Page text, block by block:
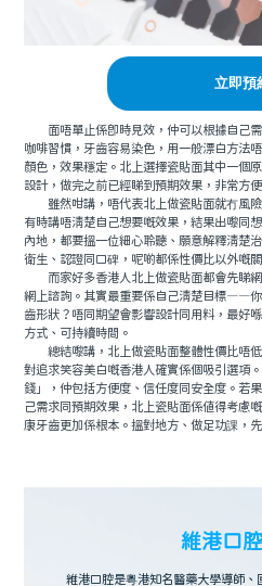
立即預
面唔單止係即時見效，仲可以根據自己需
咖啡習慣，牙齒容易染色，用一般漂白方法
顏色，效果穩定。北上選擇瓷貼面其中一個
設計，做完之前已經睇到預期效果，非常方便
雖然咁講，唔代表北上做瓷貼面就冇風險
有時講唔清楚自己想要嘅效果，結果出嚟同
內地，都要搵一位細心聆聽、願意解釋清楚
衛生、認證同口碑，呢啲都係性價比以外嘅
而家好多香港人北上做瓷貼面都會先睇網
網上諮詢。其實最重要係自己清楚目標——
齒形狀？唔同期望會影響設計同用料，最好
方式、可持續時間。
總結嚟講，北上做瓷貼面整體性價比唔低
對追求笑容美白嘅香港人確實係個吸引選項
錢」，仲包括方便度、信任度同安全度。若
己需求同預期效果，北上瓷貼面係值得考慮
康牙齒更加係根本。搵對地方、做足功課，
維港口
維港口腔是粵港知名醫藥大學導師